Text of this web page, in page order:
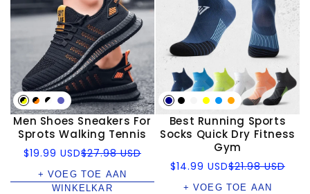
Men Shoes Sneakers For
Sprots Walking Tennis
Verkoopprijs
$19.99 USD
Normale $27.98 USD
+ VOEG TOE AAN
WINKELKAR
Best Running Sports
Socks Quick Dry Fitness
Gym
Verkoopprijs
$14.99 USD
Normale $21.98 USD
+ VOEG TOE AAN